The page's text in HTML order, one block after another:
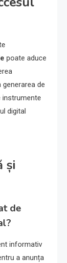
poate aduce
de
digital
și
de
informativ
a anunța